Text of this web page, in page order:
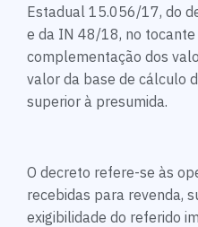
Estadual 15.056/17, do
e da IN 48/18, no tocante
complementação dos
valor da base de cálculo
superior à presumida.
O decreto refere-se às
recebidas para revenda,
exigibilidade do referido